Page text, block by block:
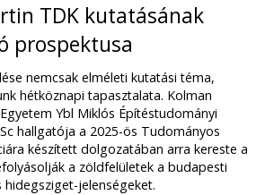
TDK kutatásának
prospektusa
nemcsak elméleti kutatási téma,
hétköznapi tapasztalata. Kolman
Ybl Miklós Építéstudományi
hallgatója a 2025-ös Tudományos
készített dolgozatában arra kereste a
a zöldfelületek a budapesti
hidegsziget-jelenségeket.